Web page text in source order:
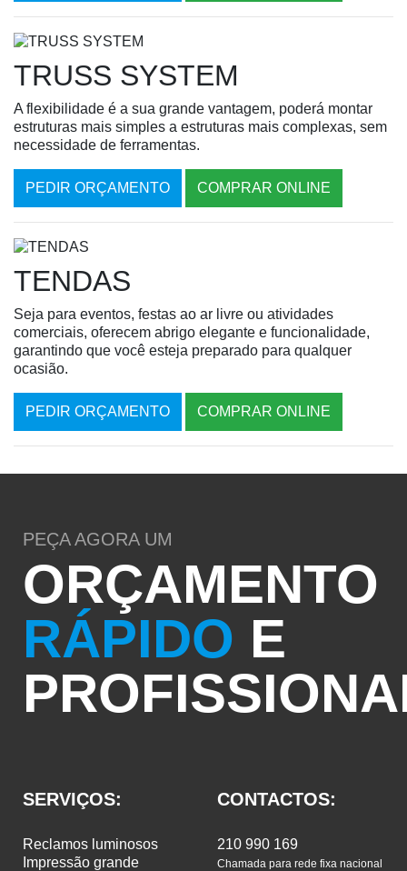
TRUSS SYSTEM
A flexibilidade é a sua grande vantagem, poderá montar
estruturas mais simples a estruturas mais complexas, sem
necessidade de ferramentas.
PEDIR ORÇAMENTO COMPRAR ONLINE
TENDAS
Seja para eventos, festas ao ar livre ou atividades
comerciais, oferecem abrigo elegante e funcionalidade,
garantindo que você esteja preparado para qualquer
ocasião.
PEDIR ORÇAMENTO COMPRAR ONLINE
PEÇA AGORA UM
ORÇAMENTO
RÁPIDO E
SERVIÇOS:
reclamos luminosos
CONTACTOS:
210 990 169
Chamada para rede fixa nacional